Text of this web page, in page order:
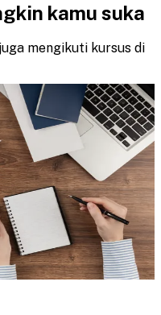
kamu suka
mengikuti kursus di